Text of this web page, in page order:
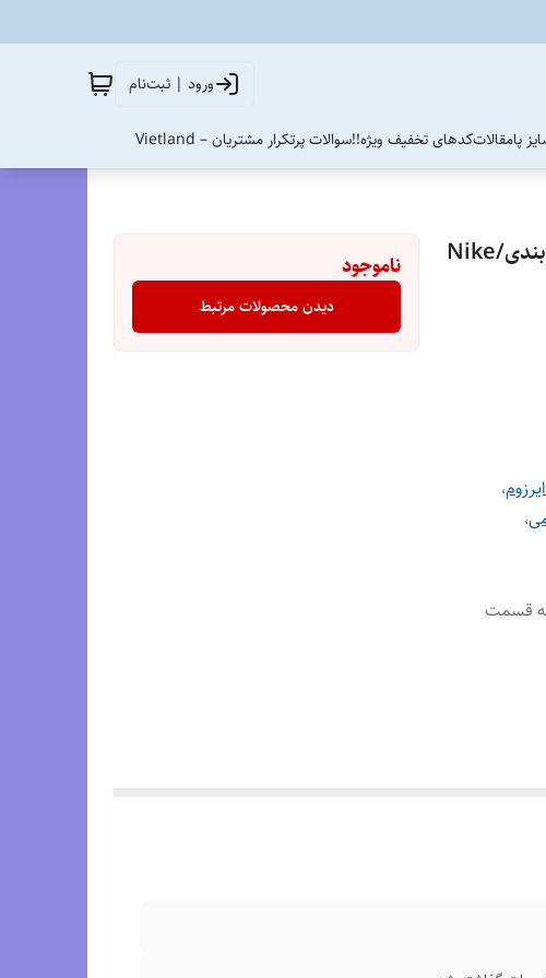
ورود | ثبت‌نام
پامقالاتکدهای تخفیف ویژه!!سوالات پرتکرار مشتریان – Vietland
کفش ورزشی نایک ایرزوم /سایز ۴۰ الی ۴۵/شش رنگ بندی/Nike
،
،
قسمت
ناموجود
دیدن محصولات مرتبط